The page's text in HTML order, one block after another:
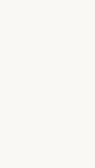
bolj ali
tako